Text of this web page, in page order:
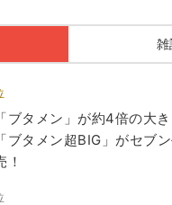
雑
ブタメン」が約4倍の大
ブタメン超BIG」がセブ
！